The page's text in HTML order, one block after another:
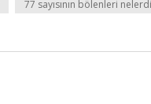
77 sayısının bölenleri